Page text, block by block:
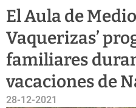
El Aula de
Vaquerizas’
familiares
vacaciones de
28-12-2021